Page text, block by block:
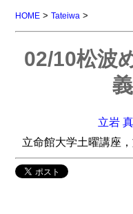
HOME >Tateiwa >
02/10松波
立岩
立命館大学土曜講座